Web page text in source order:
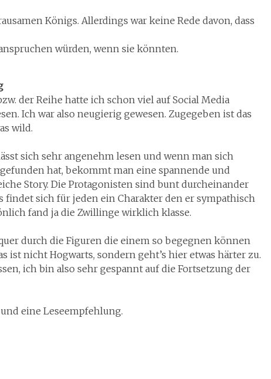
Königs. Allerdings war keine Rede davon, dass
würden, wenn sie könnten.
der Reihe hatte ich schon viel auf Social Media
Ich war also neugierig gewesen. Zugegeben ist das
wild.
sich sehr angenehm lesen und wenn man sich
hat, bekommt man eine spannende und
Story. Die Protagonisten sind bunt durcheinander
findet sich für jeden ein Charakter den er sympathisch
fand ja die Zwillinge wirklich klasse.
durch die Figuren die einem so begegnen können
ist nicht Hogwarts, sondern geht’s hier etwas härter zu.
ich bin also sehr gespannt auf die Fortsetzung der
eine Leseempfehlung.